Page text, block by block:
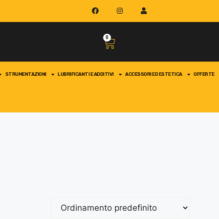
0
STRUMENTAZIONI LUBRIFICANTI E ADDITIVI ACCESSORI ED ESTETICA OFFERTE